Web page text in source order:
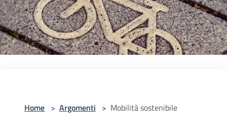
Home > Argomenti > Mobilità sostenibile